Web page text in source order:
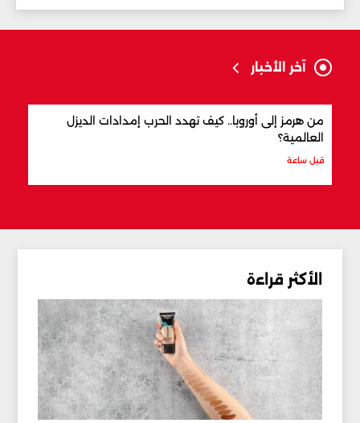
آخر الأخبار
من هرمز إلى أوروبا.. كيف تهدد الحرب إمدادات الديزل
العالمية؟
قبل ساعة
الأكثر قراءة